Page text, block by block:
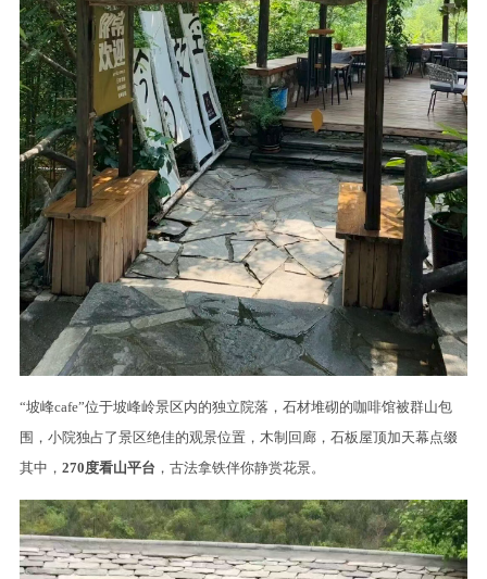
“坡峰cafe”位于坡峰岭景区内的独立院落，石材堆砌的咖啡馆被群山包
围，小院独占了景区绝佳的观景位置，木制回廊，石板屋顶加天幕点缀
其中， 270度看山平台 ，古法拿铁伴你静赏花景。